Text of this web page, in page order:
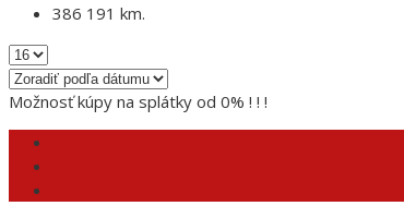
386 191 km.
Možnosť kúpy na splátky od 0% ! ! !